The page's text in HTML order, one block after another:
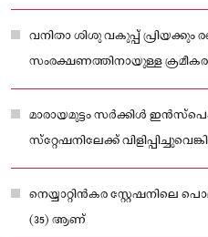
വനിതാ ശിശു വകുപ്പ് പ്രിയക്കും
സംരക്ഷണത്തിനായുള്ള
മാരായമുട്ടം സര്‍ക്കിള്‍
സ്‌റ്റേഷനിലേക്ക്
ഹാജരായില്ലെന്നാണ് വിവ
നെയ്യാറ്റിൻകര
(35) ആണ്